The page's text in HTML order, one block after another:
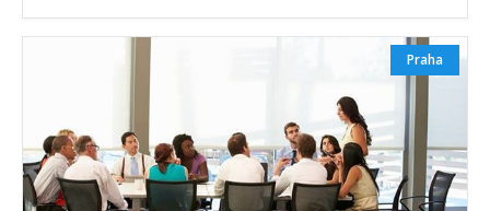
Praha